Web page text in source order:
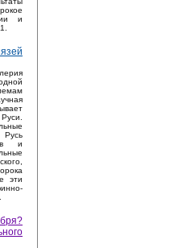
и
Русь
и
эти